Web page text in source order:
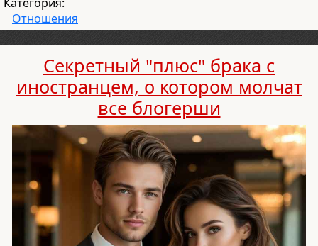
Отношения
Секретный "плюс" брака с
иностранцем, о котором молчат
все блогерши